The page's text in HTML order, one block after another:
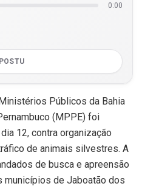
0:00
POSTU
Públicos da Bahia
(MPPE) foi
12, contra organização
de animais silvestres. A
de busca e apreensão
municípios de Jaboatão dos